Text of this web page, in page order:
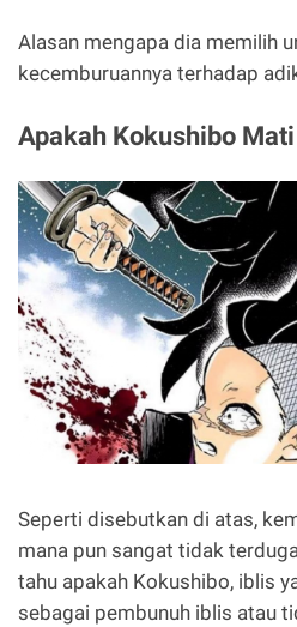
Alasan mengapa dia memilih
kecemburuannya terhadap
Apakah Kokushibo
Seperti disebutkan di atas,
mana pun sangat tidak
tahu apakah Kokushibo, iblis
sebagai pembunuh iblis atau